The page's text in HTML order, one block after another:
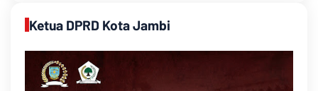
Ketua DPRD Kota Jambi